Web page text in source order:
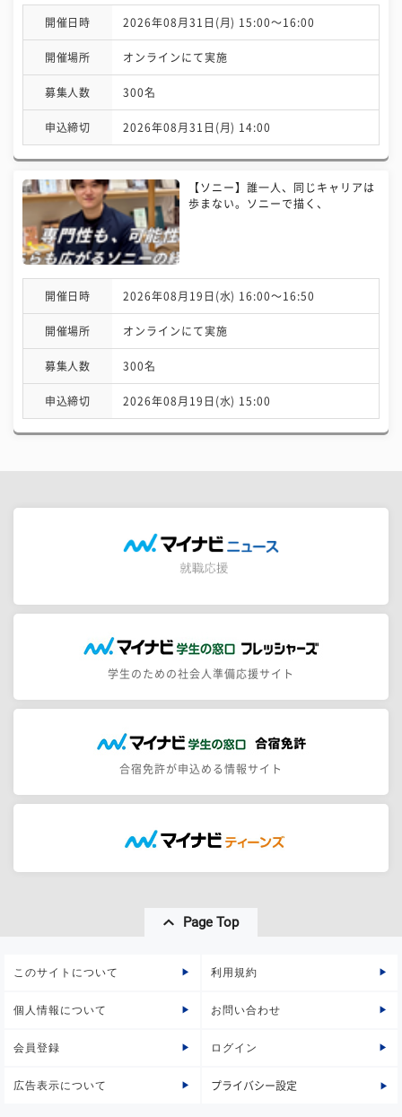
開催日時 2026年08月31日(月) 15:00〜16:00
開催場所 オンラインにて実施
募集人数 300名
申込締切 2026年08月31日(月) 14:00
【ソニー】誰一人、同じキャリアは
歩まない。ソニーで描く、
開催日時 2026年08月19日(水) 16:00〜16:50
開催場所 オンラインにて実施
募集人数 300名
申込締切 2026年08月19日(水) 15:00
学生のための社会人準備応援サイト
合宿免許が申込める情報サイト
Page Top
このサイトについて 利用規約
個人情報について お問い合わせ
会員登録 ログイン
広告表示について プライバシー設定